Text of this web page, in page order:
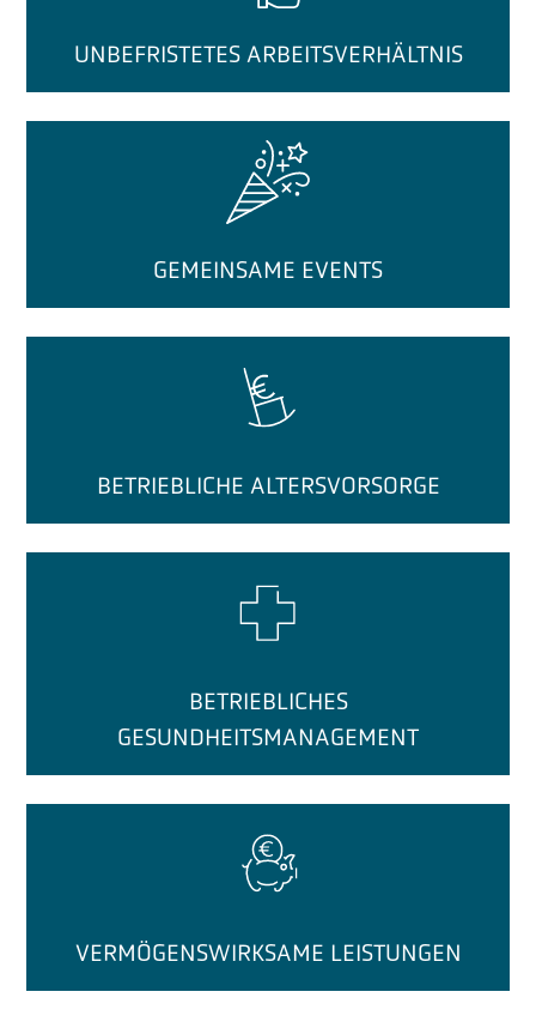
UNBEFRISTETES ARBEITSVERHÄLTNIS
GEMEINSAME EVENTS
BETRIEBLICHE ALTERSVORSORGE
BETRIEBLICHES
GESUNDHEITSMANAGEMENT
VERMÖGENSWIRKSAME LEISTUNGEN